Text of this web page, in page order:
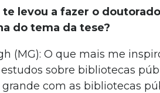
te levou a fazer o
do tema da tese?
(MG): O que mais me
sobre bibliotecas
com as bibliotecas